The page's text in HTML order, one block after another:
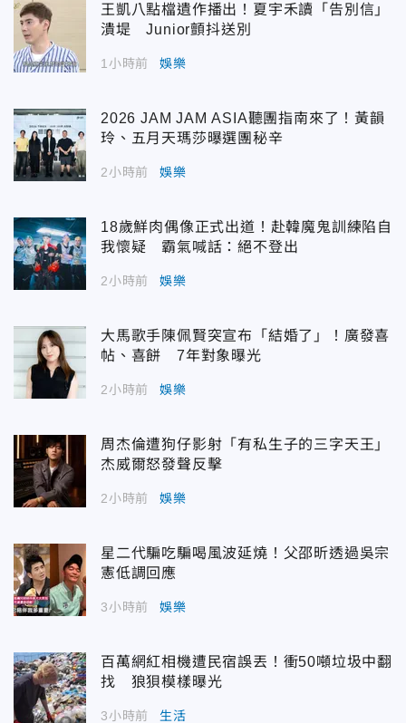
王凱八點檔遺作播出！夏宇禾讀「告別信」
潰堤 Junior顫抖送別
1小時前 娛樂
2026 JAM JAM ASIA聽團指南來了！黃韻
玲、五月天瑪莎曝選團秘辛
2小時前 娛樂
18歲鮮肉偶像正式出道！赴韓魔鬼訓練陷自
我懷疑 霸氣喊話：絕不登出
2小時前 娛樂
大馬歌手陳佩賢突宣布「結婚了」！廣發喜
帖、喜餅 7年對象曝光
2小時前 娛樂
周杰倫遭狗仔影射「有私生子的三字天王」
杰威爾怒發聲反擊
2小時前 娛樂
星二代騙吃騙喝風波延燒！父邵昕透過吳宗
憲低調回應
3小時前 娛樂
百萬網紅相機遭民宿誤丟！衝50噸垃圾中翻
找 狼狽模樣曝光
3小時前 生活